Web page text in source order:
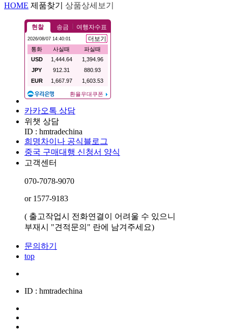
HOME 제품찾기 상품상세보기
카카오톡 상담
위챗 상담
ID : hmtradechina
희명차이나 공식블로그
중국 구매대행 신청서 양식
고객센터
070-7078-9070
or 1577-9183
( 출고작업시 전화연결이 어려울 수 있으니
부재시 "견적문의" 란에 남겨주세요)
문의하기
top
ID : hmtradechina